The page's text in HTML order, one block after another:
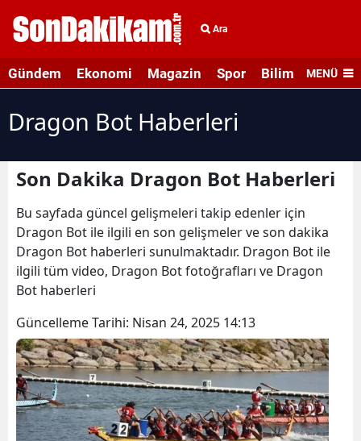
Ara
Gündem Ekonomi Magazin Spor Bilim veMENÜ
Dragon Bot Haberleri
Son Dakika Dragon Bot Haberleri
Bu sayfada güncel gelişmeleri takip edenler için
Dragon Bot ile ilgili en son gelişmeler ve son dakika
Dragon Bot haberleri sunulmaktadır. Dragon Bot ile
ilgili tüm video, Dragon Bot fotoğrafları ve Dragon
Bot haberleri
Güncelleme Tarihi: Nisan 24, 2025 14:13